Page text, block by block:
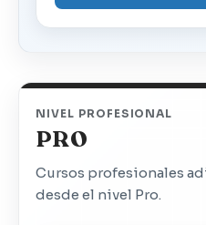
NIVEL PROFESIONAL
PRO
Cursos profesionales
desde el nivel Pro.